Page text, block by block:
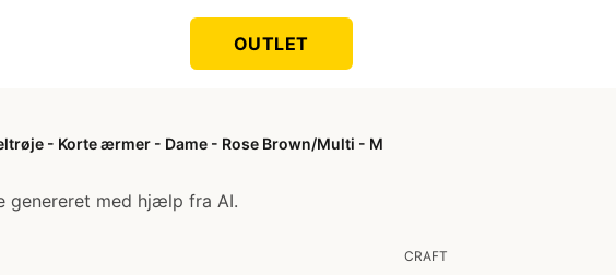
OUTLET
- Korte ærmer - Dame - Rose Brown/Multi - M
genereret med hjælp fra AI.
CRAFT